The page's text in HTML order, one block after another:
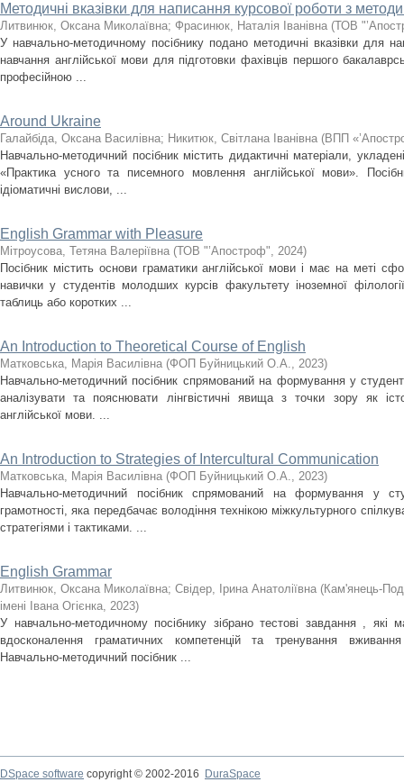
Методичні вказівки для написання курсової роботи з
Литвинюк, Оксана Миколаївна; Фрасинюк, Наталія Іванівна (ТОВ
У навчально-методичному посібнику подано методичні вказівки для
навчання англійської мови для підготовки фахівців першого
професійною ...
Around Ukraine
Галайбіда, Оксана Василівна; Никитюк, Світлана Іванівна (ВПП
Навчально-методичний посібник містить дидактичні матеріали,
«Практика усного та писемного мовлення англійської мови».
ідіоматичні вислови, ...
English Grammar with Pleasure
Мітроусова, Тетяна Валеріївна (ТОВ "’Апостроф", 2024)
Посібник містить основи граматики англійської мови і має на меті
навички у студентів молодших курсів факультету іноземної
таблиць або коротких ...
An Introduction to Theoretical Course of English
Матковська, Марія Василівна (ФОП Буйницький О.А., 2023)
Навчально-методичний посібник спрямований на формування у
аналізувати та пояснювати лінгвістичні явища з точки зору як
англійської мови. ...
An Introduction to Strategies of Intercultural Communication
Матковська, Марія Василівна (ФОП Буйницький О.А., 2023)
Навчально-методичний посібник спрямований на формування у
грамотності, яка передбачає володіння технікою міжкультурного
стратегіями і тактиками. ...
English Grammar
Литвинюк, Оксана Миколаївна; Свідер, Ірина Анатоліївна (Кам'янець-
імені Івана Огієнка, 2023)
У навчально-методичному посібнику зібрано тестові завдання , які
вдосконалення граматичних компетенцій та тренування
Навчально-методичний посібник ...
DSpace software copyright © 2002-2016 DuraSpace